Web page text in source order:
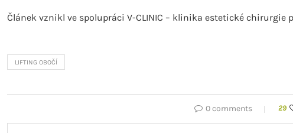
Článek vznikl ve spolupráci V-CLINIC – klinika estetické chirurgie
LIFTING OBOČÍ
0 comments 29